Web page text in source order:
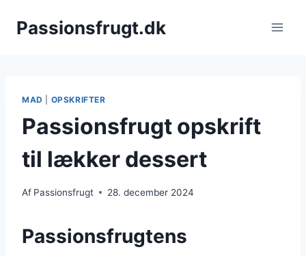
Passionsfrugt.dk
MAD OPSKRIFTER
Passionsfrugt opskrift
til lækker dessert
Af Passionsfrugt 28. december 2024
Passionsfrugtens